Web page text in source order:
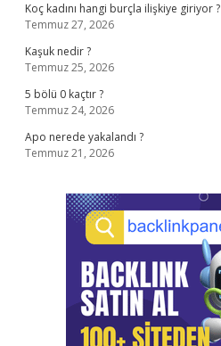
Koç kadını hangi burçla ilişkiye giriyor ?
Temmuz 27, 2026
Kaşuk nedir ?
Temmuz 25, 2026
5 bölü 0 kaçtır ?
Temmuz 24, 2026
Apo nerede yakalandı ?
Temmuz 21, 2026